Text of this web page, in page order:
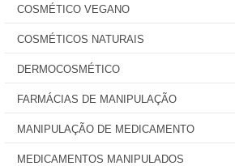
COSMÉTICO VEGANO
COSMÉTICOS NATURAIS
DERMOCOSMÉTICO
FARMÁCIAS DE MANIPULAÇÃO
MANIPULAÇÃO DE MEDICAMENTO
MEDICAMENTOS MANIPULADOS